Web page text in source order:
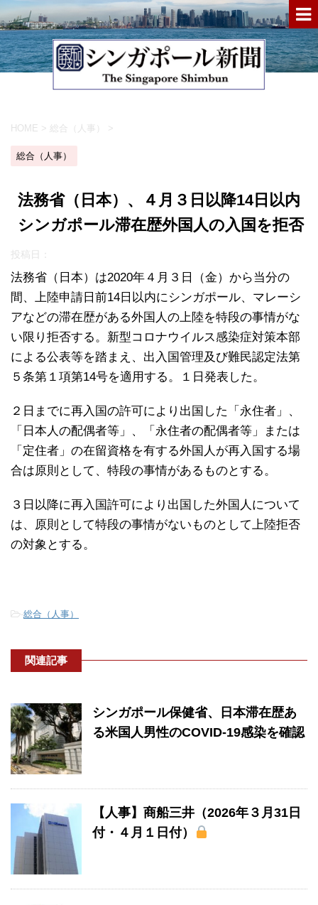
HOME > 総合（人事） >
総合（人事）
法務省（日本）、４月３日以降14日以内
シンガポール滞在歴外国人の入国を拒否
投稿日：
法務省（日本）は2020年４月３日（金）から当分の
間、上陸申請日前14日以内にシンガポール、マレーシ
アなどの滞在歴がある外国人の上陸を特段の事情がな
い限り拒否する。新型コロナウイルス感染症対策本部
による公表等を踏まえ、出入国管理及び難民認定法第
５条第１項第14号を適用する。１日発表した。
２日までに再入国の許可により出国した「永住者」、
「日本人の配偶者等」、「永住者の配偶者等」または
「定住者」の在留資格を有する外国人が再入国する場
合は原則として、特段の事情があるものとする。
３日以降に再入国許可により出国した外国人について
は、原則として特段の事情がないものとして上陸拒否
の対象とする。
-総合（人事）
関連記事
シンガポール保健省、日本滞在歴あ
る米国人男性のCOVID-19感染を確認
【人事】商船三井（2026年３月31日
付・４月１日付）